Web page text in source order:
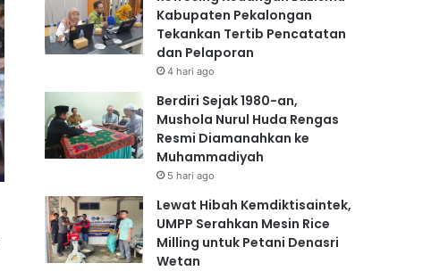
Kabupaten Pekalongan
Tekankan Tertib Pencatatan
dan Pelaporan
4 hari ago
Berdiri Sejak 1980-an,
Mushola Nurul Huda Rengas
Resmi Diamanahkan ke
Muhammadiyah
5 hari ago
Lewat Hibah Kemdiktisaintek,
UMPP Serahkan Mesin Rice
Milling untuk Petani Denasri
Wetan